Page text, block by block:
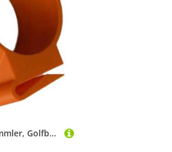
Harilla Tennis-Sammler, Golfball-Greifer, einfaches Aufheben, leichte Golf-Tools, kein Bücken nötig, schnelle Installation, einzigartiger Picker, Orange